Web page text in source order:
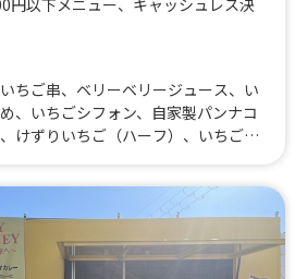
円以下メニュー、 キャッシュレス決
ちご串、ベリーベリージュース、い
、いちごシフォン、自家製パンナコ
けずりいちご（ハーフ）、いちごジ
ダ、ベリーベリースムージー、チョ
マロチョコ、いちごケーキ、いちご
いちごあめ